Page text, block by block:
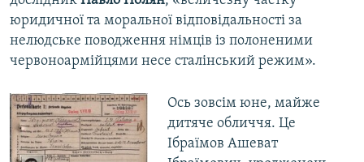
юридичної та моральної відповідальності за
нелюдське поводження німців із полоненими
червоноармійцями несе сталінський режим».
Ось зовсім юне, майже
дитяче обличчя. Це
Ібраїмов Ашеват